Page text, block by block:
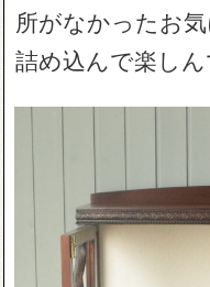
所がなかったお
詰め込んで楽しん